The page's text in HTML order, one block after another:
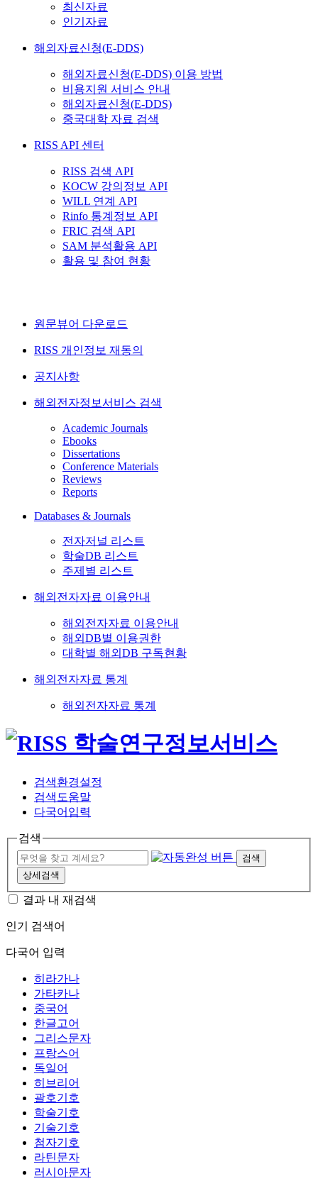
최신자료
인기자료
해외자료신청(E-DDS)
해외자료신청(E-DDS) 이용 방법
비용지원 서비스 안내
해외자료신청(E-DDS)
중국대학 자료 검색
RISS API 센터
RISS 검색 API
KOCW 강의정보 API
WILL 연계 API
Rinfo 통계정보 API
FRIC 검색 API
SAM 분석활용 API
활용 및 참여 현황
원문뷰어 다운로드
RISS 개인정보 재동의
공지사항
해외전자정보서비스 검색
Academic Journals
Ebooks
Dissertations
Conference Materials
Reviews
Reports
Databases & Journals
전자저널 리스트
학술DB 리스트
주제별 리스트
해외전자자료 이용안내
해외전자자료 이용안내
해외DB별 이용권한
대학별 해외DB 구독현황
해외전자자료 통계
해외전자자료 통계
검색환경설정
검색도움말
다국어입력
검색
검색
상세검색
결과 내 재검색
인기 검색어
다국어 입력
히라가나
가타카나
중국어
한글고어
그리스문자
프랑스어
독일어
히브리어
괄호기호
학술기호
기술기호
첨자기호
라틴문자
러시아문자